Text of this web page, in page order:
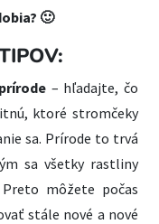
🙂
– hľadajte, čo
ktoré stromčeky
sa. Prírode to trvá
sa všetky rastliny
môžete počas
stále nové a nové